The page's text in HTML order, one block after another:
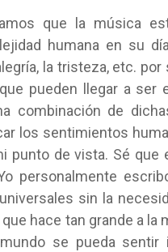
que la música
humana en su
la tristeza, etc.
pueden llegar a
combinación de
los sentimientos
punto de vista. Sé
personalmente
sin la
hace tan grande a
se pueda